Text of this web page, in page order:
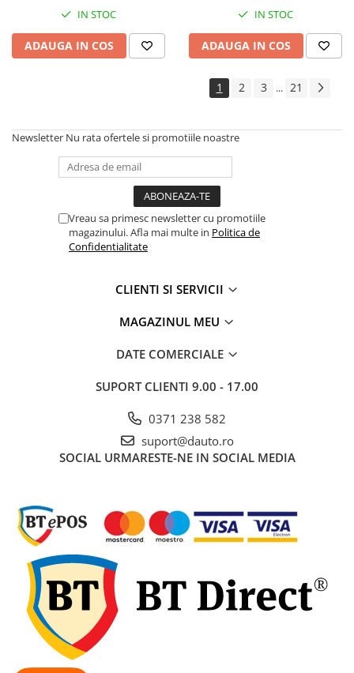
Cabluri Auto Spiralate
Cabluri Multifilare Auto
Instalatii Electrice pentru Remorci
Instalatii Electrice Proiectoare
Invertoare de tensiune
Prize, stechere si mufe auto
Mufe si conectori auto etansi
Prize si conectori alimentare 2/3
Prize si stechere remorca, 7/13 pini
remorca N/S, 7/15 Pini
Socluri pentru becuri auto
Sprayuri, intretinere si cosmetica
auto
Aditivi auto
Cosmetica interior si exterior auto
Degripante, lubrifianti, creme si
adezivi
Vopsea spray si antifoane
Accesorii si Echipamente Auto
IN STOC
ADAUGA IN COS
IN STOC
ADAUGA IN COS
1 2 3 ... 21
Newsletter Nu rata ofertele si promotiile noastre
Vreau sa primesc newsletter cu promotiile
magazinului. Afla mai multe in Politica de
Confidentialitate
CLIENTI SI SERVICII
MAGAZINUL MEU
DATE COMERCIALE
SUPORT CLIENTI 9.00 - 17.00
0371 238 582
suport@dauto.ro
SOCIAL URMARESTE-NE IN SOCIAL MEDIA